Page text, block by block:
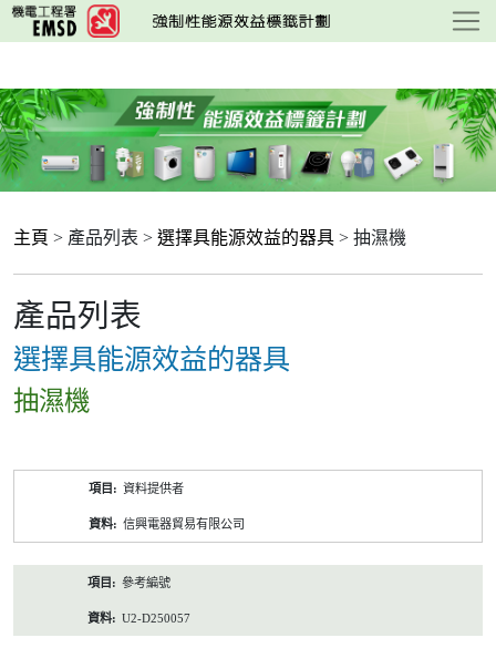
跳
至
要
內
容
主頁 > 產品列表 > 選擇具能源效益的器具 > 抽濕機
產品列表
選擇具能源效益的器具
抽濕機
資料提供者
信興電器貿易有限公司
參考編號
U2-D250057